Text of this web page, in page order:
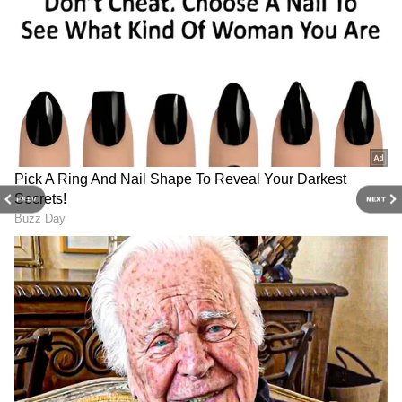
PREV NEXT
kgf 2
பிரசாந்த் நீல் இயக்கத்தில் யாஷ் நடிப்பில்
படத்தில் ஸ்ரீநிதி ஷெட்டி , ரவீனா டண்டன்,
சஞ்சய் தத், ஈஸ்வரி ராவ், சரண், பிரகாஷ்
ராஜ் என மிகப்பெரிய நட்சத்திர பட்டாளமே
நடித்திருந்தன.